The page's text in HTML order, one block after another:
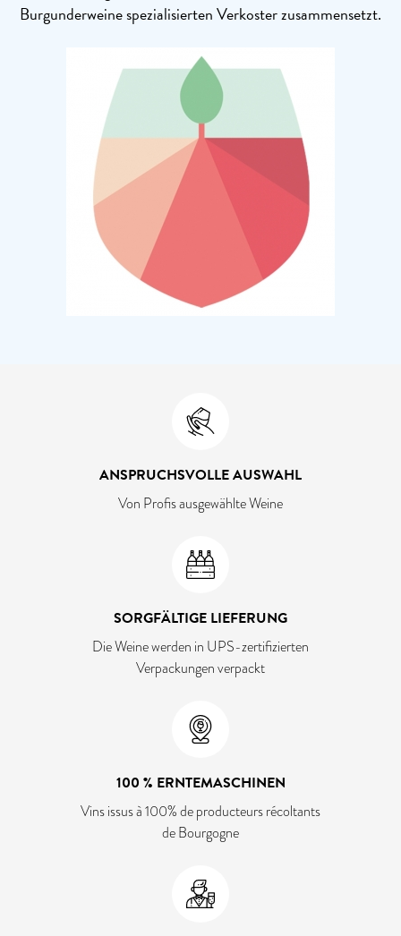
Burgunderweine spezialisierten Verkoster zusammensetzt.
ANSPRUCHSVOLLE AUSWAHL
Von Profis ausgewählte Weine
SORGFÄLTIGE LIEFERUNG
Die Weine werden in UPS-zertifizierten
Verpackungen verpackt
100 % ERNTEMASCHINEN
Vins issus à 100% de producteurs récoltants
de Bourgogne